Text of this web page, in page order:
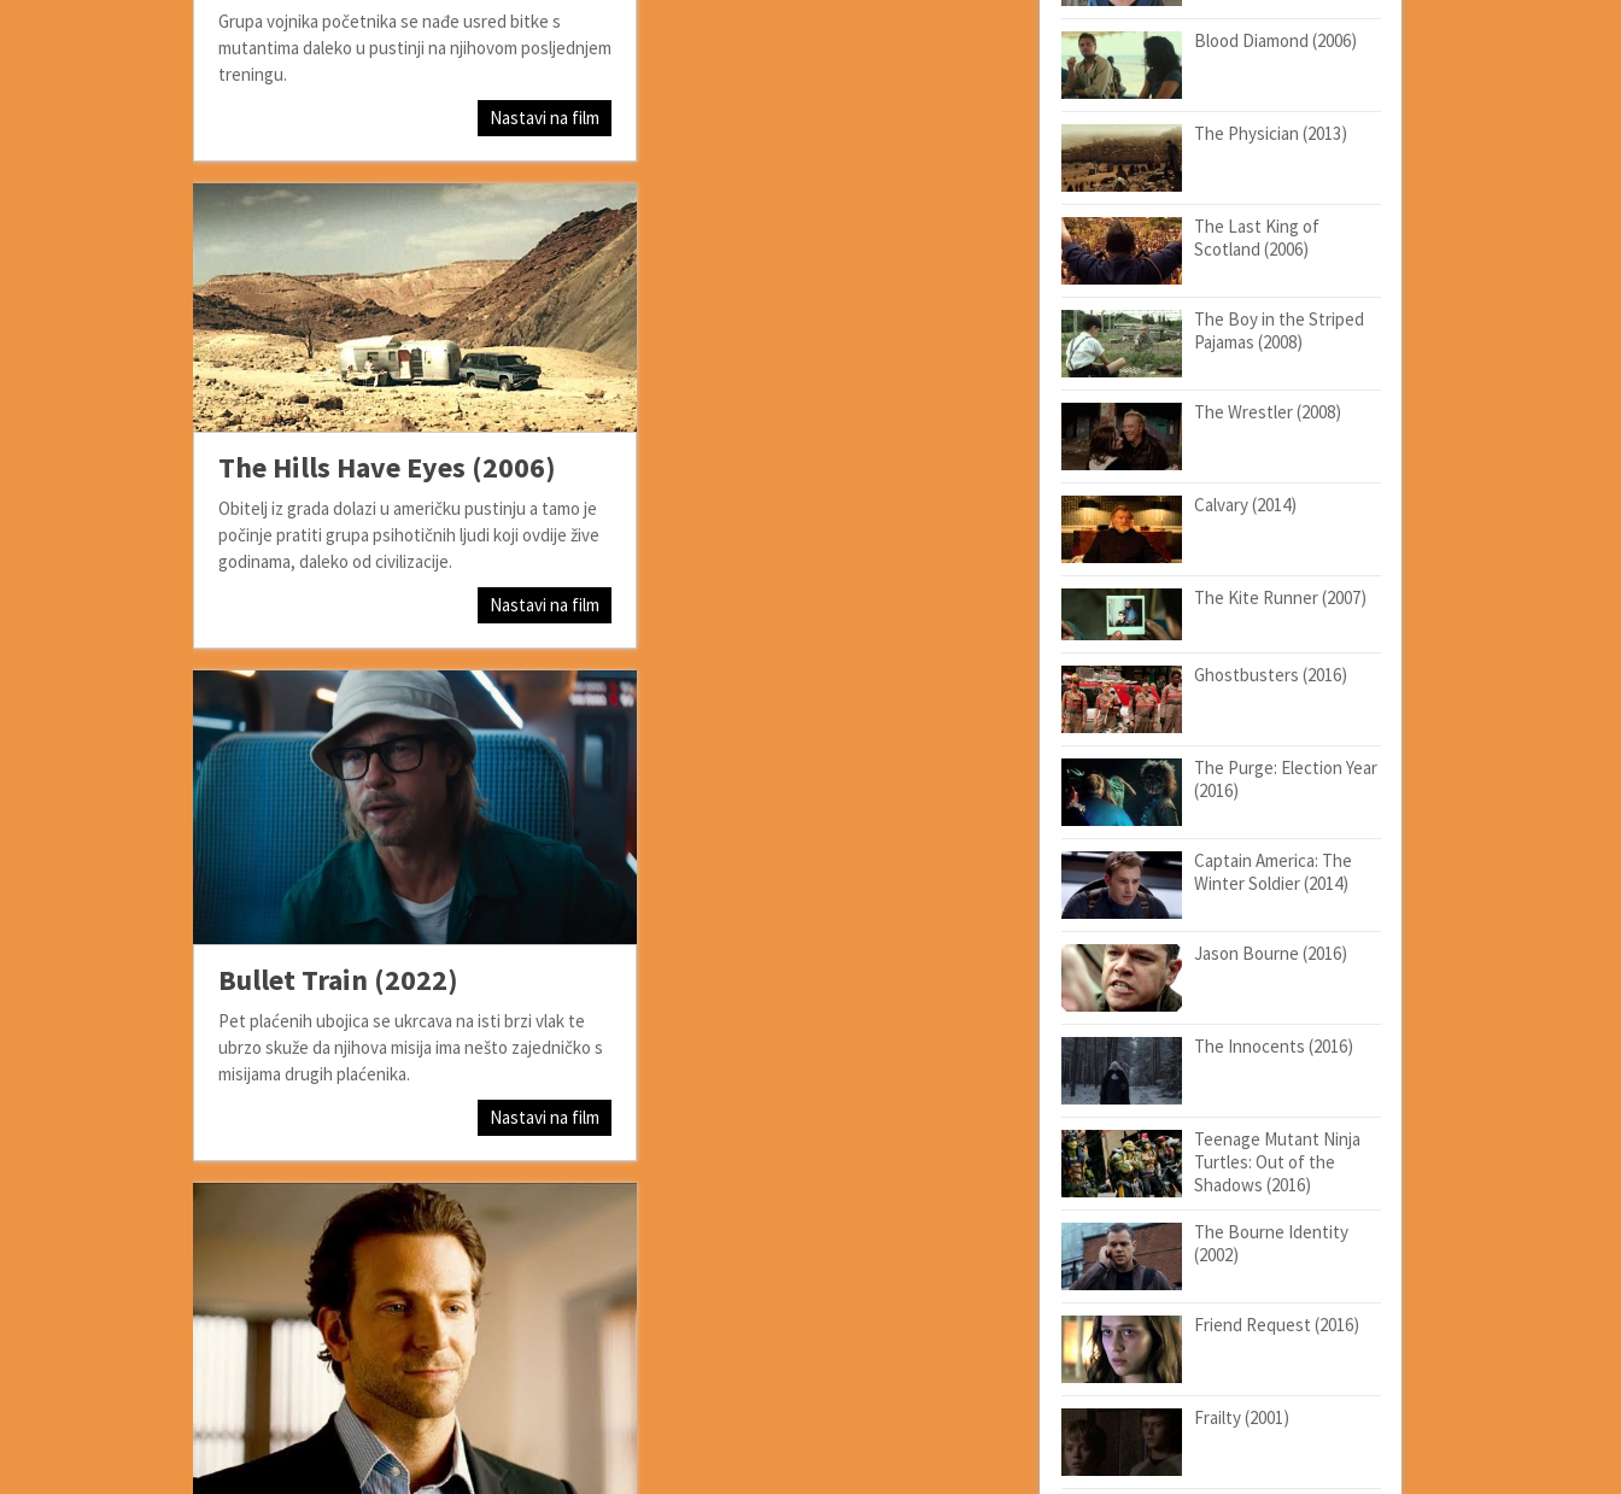
Grupa vojnika početnika se nađe usred bitke s
mutantima daleko u pustinji na njihovom posljednjem
treningu.
Nastavi na film
The Hills Have Eyes (2006)
Obitelj iz grada dolazi u američku pustinju a tamo je
počinje pratiti grupa psihotičnih ljudi koji ovdije žive
godinama, daleko od civilizacije.
Nastavi na film
Bullet Train (2022)
Pet plaćenih ubojica se ukrcava na isti brzi vlak te
ubrzo skuže da njihova misija ima nešto zajedničko s
misijama drugih plaćenika.
Nastavi na film
Blood Diamond (2006)
The Physician (2013)
The Last King of
Scotland (2006)
The Boy in the Striped
Pajamas (2008)
The Wrestler (2008)
Calvary (2014)
The Kite Runner (2007)
Ghostbusters (2016)
The Purge: Election Year
(2016)
Captain America: The
Winter Soldier (2014)
Jason Bourne (2016)
The Innocents (2016)
Teenage Mutant Ninja
Turtles: Out of the
Shadows (2016)
The Bourne Identity
(2002)
Friend Request (2016)
Frailty (2001)